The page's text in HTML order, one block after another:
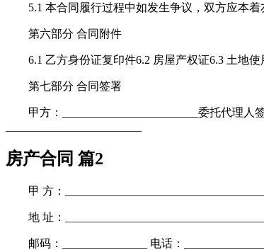
5.1 本合同履行过程中如发生争议，双方应本着
第六部分 合同附件
6.1 乙方身份证复印件6.2 房屋产权证6.3 土地使
第七部分 合同签署
甲方：________________________委托代理人签
房产合同 篇2
甲 方：____________________________________
地 址：____________________________________
邮码：_______________ 电话：_______________